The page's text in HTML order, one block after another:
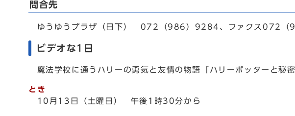
問合先
ゆうゆうプラザ（日下） 072（986）9284、ファクス072（
ビデオな1日
魔法学校に通うハリーの勇気と友情の物語「ハリーポッターと秘
とき
10月13日（土曜日） 午後1時30分から